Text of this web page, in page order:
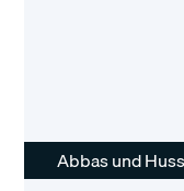
Abbas und